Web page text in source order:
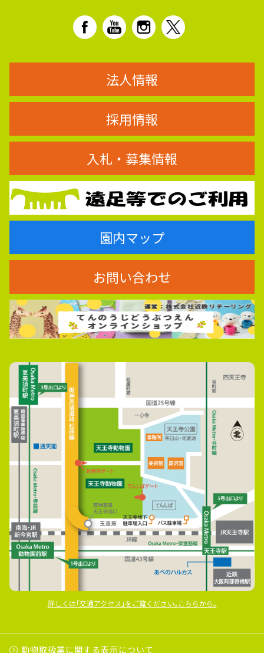
法人情報
採用情報
入札・募集情報
園内マップ
お問い合わせ
詳しくは｢交通アクセス｣をご覧ください｡こちらから｡
動物取扱業に関する表示について